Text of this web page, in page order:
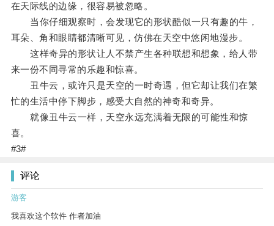
在天际线的边缘，很容易被忽略。
当你仔细观察时，会发现它的形状酷似一只有趣的牛，
耳朵、角和眼睛都清晰可见，仿佛在天空中悠闲地漫步。
这样奇异的形状让人不禁产生各种联想和想象，给人带
来一份不同寻常的乐趣和惊喜。
丑牛云，或许只是天空的一时奇遇，但它却让我们在繁
忙的生活中停下脚步，感受大自然的神奇和奇异。
就像丑牛云一样，天空永远充满着无限的可能性和惊
喜。
#3#
评论
游客
我喜欢这个软件 作者加油